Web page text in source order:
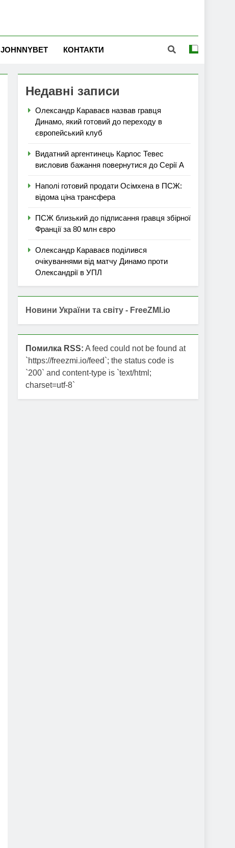
JOHNNYBET КОНТАКТИ
Недавні записи
Олександр Караваєв назвав гравця
Динамо, який готовий до переходу в
європейський клуб
Видатний аргентинець Карлос Тевес
висловив бажання повернутися до Серії А
Наполі готовий продати Осімхена в ПСЖ:
відома ціна трансфера
ПСЖ близький до підписання гравця збірної
Франції за 80 млн євро
Олександр Караваєв поділився
очікуваннями від матчу Динамо проти
Олександрії в УПЛ
Новини України та світу - FreeZMI.io
Помилка RSS: A feed could not be found at
`https://freezmi.io/feed`; the status code is
`200` and content-type is `text/html;
charset=utf-8`